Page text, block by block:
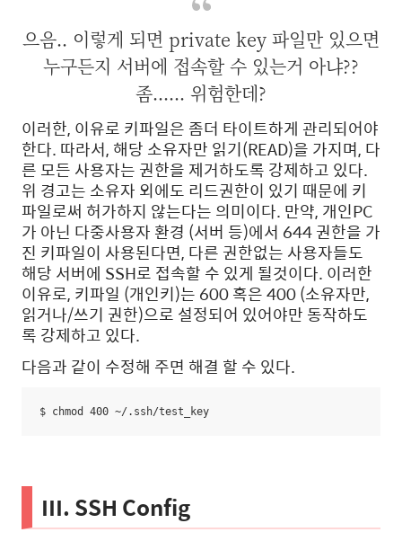
으음.. 이렇게 되면 private key 파일만 있으면
누구든지 서버에 접속할 수 있는거 아냐??
좀...... 위험한데?
이러한, 이유로 키파일은 좀더 타이트하게 관리되어야
한다. 따라서, 해당 소유자만 읽기(READ)을 가지며, 다
른 모든 사용자는 권한을 제거하도록 강제하고 있다.
위 경고는 소유자 외에도 리드권한이 있기 때문에 키
파일로써 허가하지 않는다는 의미이다. 만약, 개인PC
가 아닌 다중사용자 환경 (서버 등)에서 644 권한을 가
진 키파일이 사용된다면, 다른 권한없는 사용자들도
해당 서버에 SSH로 접속할 수 있게 될것이다. 이러한
이유로, 키파일 (개인키)는 600 혹은 400 (소유자만,
읽거나/쓰기 권한)으로 설정되어 있어야만 동작하도
록 강제하고 있다.
다음과 같이 수정해 주면 해결 할 수 있다.
$ chmod 400 ~/.ssh/test_key
III. SSH Config